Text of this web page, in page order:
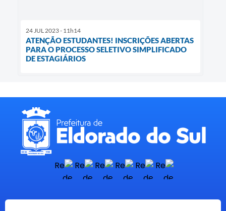
24 JUL 2023 - 11h14
ATENÇÃO ESTUDANTES! INSCRIÇÕES ABERTAS
PARA O PROCESSO SELETIVO SIMPLIFICADO
DE ESTAGIÁRIOS